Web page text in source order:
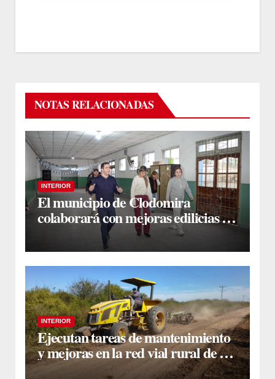
NOTAS RELACIONADAS
INTERIOR
El municipio de Clodomira
colaborará con mejoras edilicias en
la Escuela N° 754 “Dr. José María
Ramos Mejía”
INTERIOR
Ejecutan tareas de mantenimiento
y mejoras en la red vial rural de La
Cañada